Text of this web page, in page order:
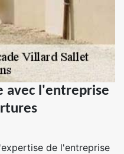
avec l'entreprise
de l'entreprise